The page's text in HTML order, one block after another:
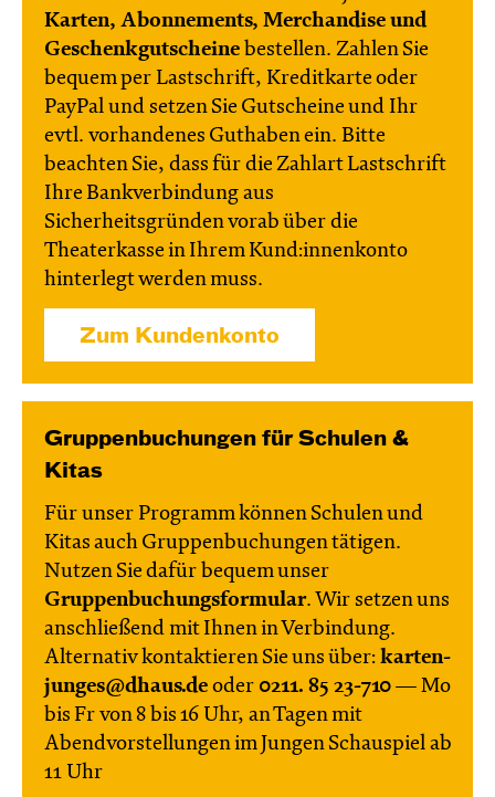
Karten, Abonnements, Merchandise und
Geschenkgutscheine bestellen. Zahlen Sie
bequem per Lastschrift, Kreditkarte oder
PayPal und setzen Sie Gutscheine und Ihr
evtl. vorhandenes Guthaben ein. Bitte
beachten Sie, dass für die Zahlart Lastschrift
Ihre Bankverbindung aus
Sicherheitsgründen vorab über die
Theaterkasse in Ihrem Kund:innenkonto
hinterlegt werden muss.
Zum Kundenkonto
Gruppenbuchungen für Schulen &
Kitas
Für unser Programm können Schulen und
Kitas auch Gruppenbuchungen tätigen.
Nutzen Sie dafür bequem unser
Gruppenbuchungsformular. Wir setzen uns
anschließend mit Ihnen in Verbindung.
Alternativ kontaktieren Sie uns über: karten-
junges@dhaus.de oder 0211. 85 23-710 — Mo
bis Fr von 8 bis 16 Uhr, an Tagen mit
Abendvorstellungen im Jungen Schauspiel ab
11 Uhr